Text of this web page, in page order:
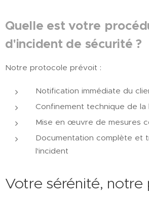
Quelle est votre
d'incident de sécurité ?
Notre protocole prévoit :
Notification immédiate du
Confinement technique de la
Mise en œuvre de mesures
Documentation complète et
l'incident
Votre sérénité, notre